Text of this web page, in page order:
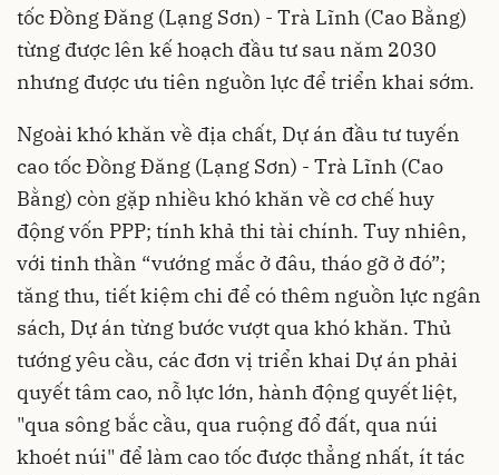
tốc Đồng Đăng (Lạng Sơn) - Trà Lĩnh (Cao Bằng)
từng được lên kế hoạch đầu tư sau năm 2030
nhưng được ưu tiên nguồn lực để triển khai sớm.
Ngoài khó khăn về địa chất, Dự án đầu tư tuyến
cao tốc Đồng Đăng (Lạng Sơn) - Trà Lĩnh (Cao
Bằng) còn gặp nhiều khó khăn về cơ chế huy
động vốn PPP; tính khả thi tài chính. Tuy nhiên,
với tinh thần “vướng mắc ở đâu, tháo gỡ ở đó”;
tăng thu, tiết kiệm chi để có thêm nguồn lực ngân
sách, Dự án từng bước vượt qua khó khăn. Thủ
tướng yêu cầu, các đơn vị triển khai Dự án phải
quyết tâm cao, nỗ lực lớn, hành động quyết liệt,
"qua sông bắc cầu, qua ruộng đổ đất, qua núi
khoét núi" để làm cao tốc được thẳng nhất, ít tác